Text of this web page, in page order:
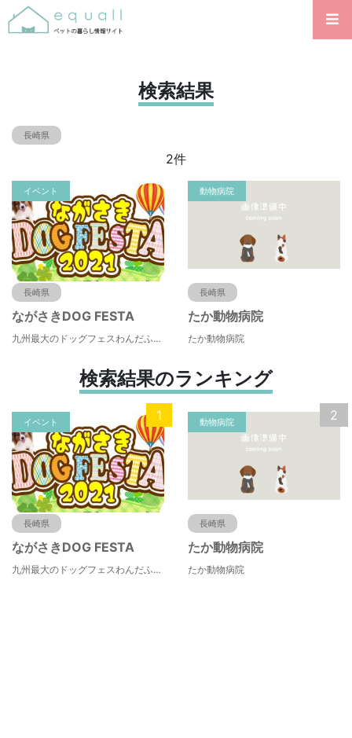
検索結果
長崎県
2件
イベント
長崎県
ながさきDOG FESTA
九州最大のドッグフェスわんだふる！がお贈りする、ドッグ＋アウトドア のコラボレーションイベント
動物病院
長崎県
たか動物病院
たか動物病院
検索結果のランキング
イベント
長崎県
ながさきDOG FESTA
九州最大のドッグフェスわんだふる！がお贈りする、ドッグ＋アウトドア のコラボレーションイベント
1 動物病院
長崎県
たか動物病院
たか動物病院
2